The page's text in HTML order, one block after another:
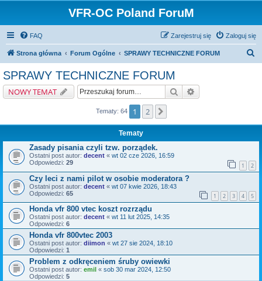
VFR-OC Poland ForuM
FAQ Zaloguj się
Zarejestruj się
Strona główna Forum Ogólne SPRAWY TECHNICZNE FORUM
SPRAWY TECHNICZNE FORUM
NOWY TEMAT Szukaj
Tematy: 64 1 2
Tematy
Zasady pisania czyli tzw. porządek.
Ostatni post autor: decent « wt 02 cze 2026, 16:59
Odpowiedzi: 29 1 2
Czy leci z nami pilot w osobie moderatora ?
Ostatni post autor: decent « wt 07 kwie 2026, 18:43
Odpowiedzi: 65 1 2 3 4 5
Honda vfr 800 vtec koszt rozrządu
Ostatni post autor: decent « wt 11 lut 2025, 14:35
Odpowiedzi: 6
Honda vfr 800vtec 2003
Ostatni post autor: diimon « wt 27 sie 2024, 18:10
Odpowiedzi: 1
Problem z odkręceniem śruby owiewki
Ostatni post autor: emil « sob 30 mar 2024, 12:50
Odpowiedzi: 5